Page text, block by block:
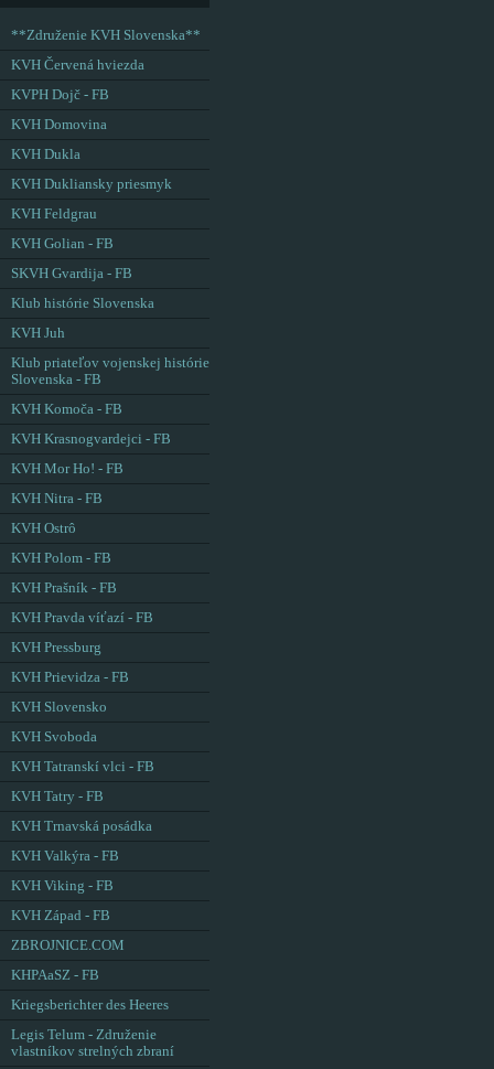
**Združenie KVH Slovenska**
KVH Červená hviezda
KVPH Dojč - FB
KVH Domovina
KVH Dukla
KVH Dukliansky priesmyk
KVH Feldgrau
KVH Golian - FB
SKVH Gvardija - FB
Klub histórie Slovenska
KVH Juh
Klub priateľov vojenskej histórie
Slovenska - FB
KVH Komoča - FB
KVH Krasnogvardejci - FB
KVH Mor Ho! - FB
KVH Nitra - FB
KVH Ostrô
KVH Polom - FB
KVH Prašník - FB
KVH Pravda víťazí - FB
KVH Pressburg
KVH Prievidza - FB
KVH Slovensko
KVH Svoboda
KVH Tatranskí vlci - FB
KVH Tatry - FB
KVH Trnavská posádka
KVH Valkýra - FB
KVH Viking - FB
KVH Západ - FB
ZBROJNICE.COM
KHPAaSZ - FB
Kriegsberichter des Heeres
Legis Telum - Združenie
vlastníkov strelných zbraní